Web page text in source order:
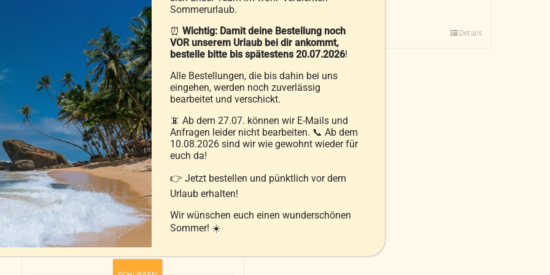
mehrere
Varianten
auf.
Die
Optionen
können
auf
der
Produktseite
gewählt
werden
Details
Details
Daunenwaschmittel
4,50€
Sommerurlaub.
⏰ Wichtig: Damit deine Bestellung noch
VOR unserem Urlaub bei dir ankommt,
bestelle bitte bis spätestens 20.07.2026!
Alle Bestellungen, die bis dahin bei uns
eingehen, werden noch zuverlässig
bearbeitet und verschickt.
📵 Ab dem 27.07. können wir E-Mails und
Anfragen leider nicht bearbeiten. 📞 Ab dem
10.08.2026 sind wir wie gewohnt wieder für
euch da!
👉 Jetzt bestellen und pünktlich vor dem
Urlaub erhalten!
Wir wünschen euch einen wunderschönen
Sommer! ☀️